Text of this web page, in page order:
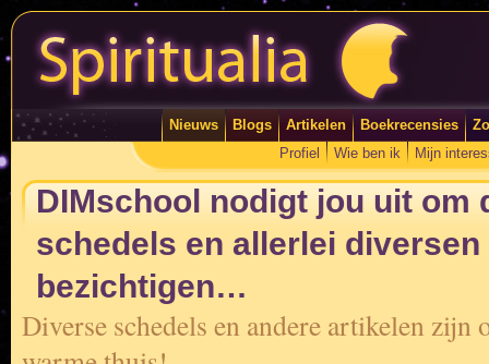
Nieuws Blogs Artikelen Boekrecensies
Profiel
Wie ben ik Mijn
DIMschool nodigt jou uit om
schedels en allerlei diversen
bezichtigen…
Diverse schedels en andere artikelen zijn